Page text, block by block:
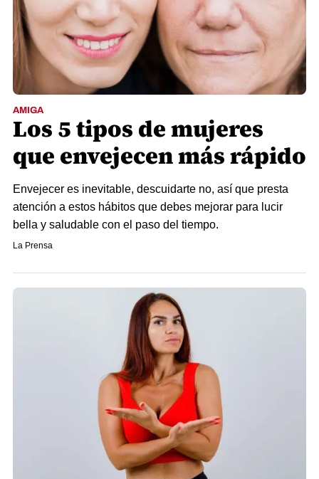
AMIGA
Los 5 tipos de mujeres
que envejecen más rápido
Envejecer es inevitable, descuidarte no, así que presta
atención a estos hábitos que debes mejorar para lucir
bella y saludable con el paso del tiempo.
La Prensa